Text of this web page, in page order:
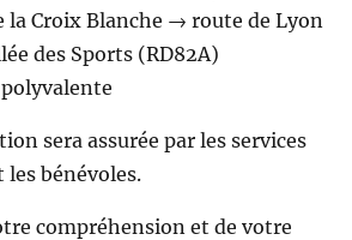
Croix Blanche → route de Lyon
des Sports (RD82A)
sera assurée par les services
bénévoles.
compréhension et de votre